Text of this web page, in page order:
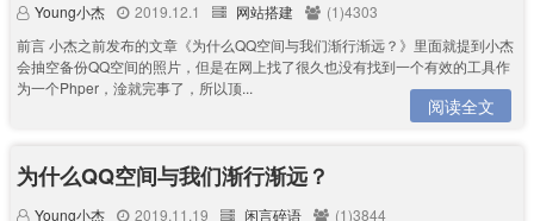
Young小杰 2019.12.1 网站搭建
(1)4303
前言 小杰之前发布的文章《为什么QQ空间与我们渐行渐远？》里面就提到小杰
会抽空备份QQ空间的照片，但是在网上找了很久也没有找到一个有效的工具作
为一个Phper，淦就完事了，所以顶...
阅读全文
为什么QQ空间与我们渐行渐远？
Young小杰 2019.11.19 闲言碎语
(1)3844